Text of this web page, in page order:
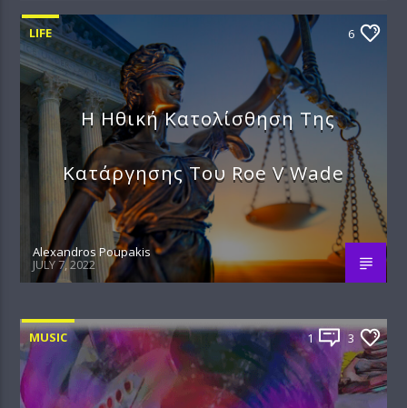
LIFE 6
Η Ηθική Κατολίσθηση Της
Κατάργησης Του Roe V Wade
Alexandros Poupakis
JULY 7, 2022
MUSIC 1 3